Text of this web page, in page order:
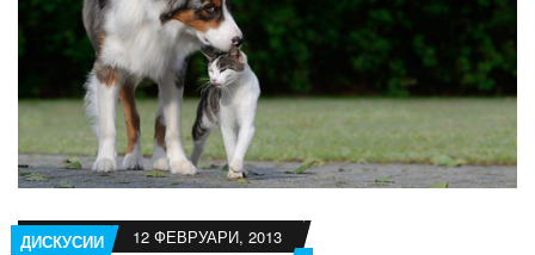
ДИСКУСИИ 12 ФЕВРУАРИ, 2013